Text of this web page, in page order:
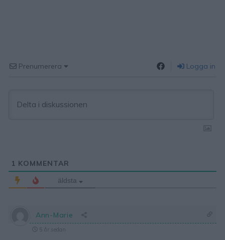
Prenumerera Logga in
1 KOMMENTAR
äldsta
Ann-Marie
5 år sedan